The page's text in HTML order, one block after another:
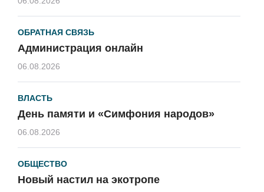
ОБРАТНАЯ СВЯЗЬ
Администрация онлайн
06.08.2026
ВЛАСТЬ
День памяти и «Симфония народов»
06.08.2026
ОБЩЕСТВО
Новый настил на экотропе